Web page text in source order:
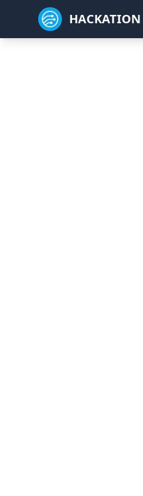
HACKATION